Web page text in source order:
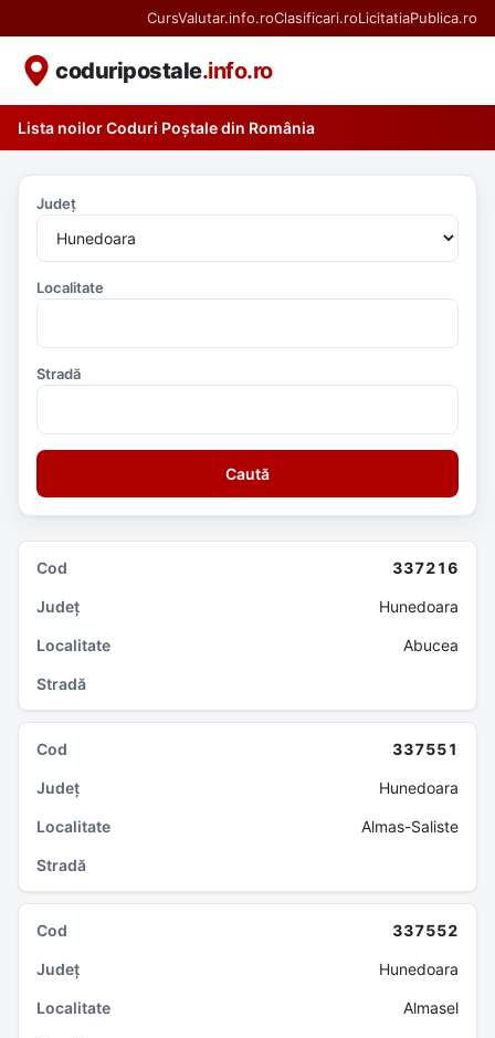
CursValutar.info.roClasificari.roLicitatiaPublica.ro
coduripostale.info.ro
Lista noilor Coduri Poștale din România
Județ
Localitate
Stradă
Caută
337216
Hunedoara
Abucea
337551
Hunedoara
Almas-Saliste
337552
Hunedoara
Almasel